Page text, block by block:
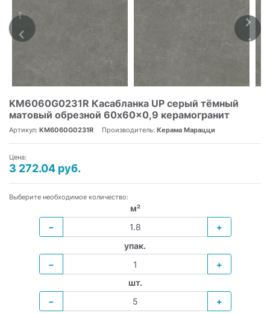
KM6060G0231R Касабланка UP серый тёмный
матовый обрезной 60x60x0,9 керамогранит
Артикул: KM6060G0231R Производитель: Керама Марацци
Цена:
3 272.04 руб.
Выберите необходимое количество:
м²
−
+
упак.
−
+
шт.
−
+